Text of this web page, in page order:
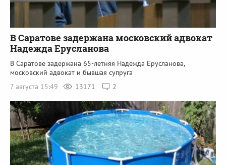
В Саратове задержана московский адвокат
Надежда Ерусланова
В Саратове задержана 65-летняя Надежда Ерусланова,
московский адвокат и бывшая супруга
7 августа 15:49
13171 2